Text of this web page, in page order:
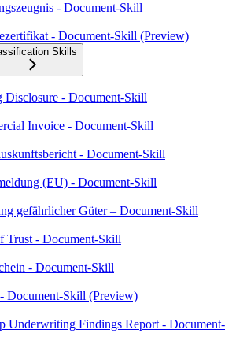
- Document-Skill
- Document-Skill (Preview)
Skills
Disclosure - Document-Skill
Invoice - Document-Skill
- Document-Skill
(EU) - Document-Skill
gefährlicher Güter – Document-Skill
Trust - Document-Skill
- Document-Skill
Document-Skill (Preview)
Underwriting Findings Report - Document-